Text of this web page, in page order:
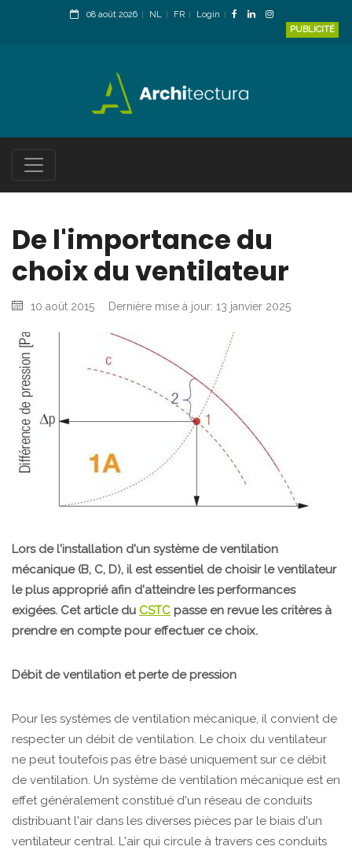
08 août 2026 NL FR
Login
PUBLICITÉ
De l'importance du
choix du ventilateur
10 août 2015 Dernière mise à jour: 13 janvier 2025
Lors de l'installation d'un système de ventilation
mécanique (B, C, D), il est essentiel de choisir le ventilateur
le plus approprié afin d'atteindre les performances
exigées. Cet article du CSTC passe en revue les critères à
prendre en compte pour effectuer ce choix.
Débit de ventilation et perte de pression
Pour les systèmes de ventilation mécanique, il convient de
respecter un débit de ventilation. Le choix du ventilateur
ne peut toutefois pas être basé uniquement sur ce débit
de ventilation. Un système de ventilation mécanique est en
effet généralement constitué d'un réseau de conduits
distribuant l'air dans les diverses pièces par le biais d'un
ventilateur central. L'air qui circule à travers ces conduits